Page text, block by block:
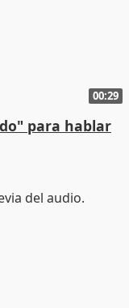
00:29
para hablar